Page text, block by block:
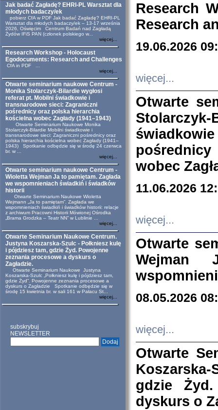
Jak badać Zagładę? EHRI-PL Warsztat dla
młodych badaczy/ek
pobierz CfA w PDF Jak badać Zagładę? EHRI-PL
Warsztat dla młodych badaczy/ek – 13-17 września
2026, Oświęcim Centrum Badań nad Zagładą
Żydów IFiS PAN (członek polskiego w...
więcej...
Research Workshop - Holocaust
Egodocuments: Research and Challenges
CfA in PDF ...
więcej...
Otwarte seminarium naukowe Centrum -
Monika Stolarczyk-Bilardie wygłosi
referat pt. Mobilni świadkowie i
transnarodowe sieci: Zagraniczni
pośrednicy oraz polska hierarchia
kościelna wobec Zagłady (1941–1943)
Otwarte Seminarium Naukowe Monika
Stolarczyk-Bilardie Mobilni świadkowie i
transnarodowe sieci: Zagraniczni pośrednicy oraz
polska hierarchia kościelna wobec Zagłady (1941–
1943) Spotkanie odbędzie się w środę 24 czerwca
br. w ...
więcej...
Otwarte seminarium naukowe Centrum -
Wioletta Wejman Ja to pamiętam. Zagłada
we wspomnieniach świadkiń i świadków
historii
Otwarte Seminarium Naukowe Wioletta
Wejmann „Ja to pamiętam”. Zagłada we
wspomnieniach świadkiń i świadków historii: relacje
z archiwum Pracowni Historii Mówionej Ośrodka
„Brama Grodzka – Teatr NN” w Lublinie ...
więcej...
Otwarte Seminarium Naukowe Centrum.
Justyna Koszarska-Szulc - Połkniesz kulę
i pójdziesz tam, gdzie Żyd. Powojenne
zeznania procesowe a dyskurs o
Zagładzie.
Otwarte Seminarium Naukowe Justyna
Koszarska-Szulc „Połkniesz kulę i pójdziesz tam,
gdzie Żyd”. Powojenne zeznania procesowe a
dyskurs o Zagładzie Spotkanie odbędzie się w
środę 15 kwietnia br. w sali 161 w Pałacu St...
więcej...
subskrybuj
NEWSLETTER
Research
Research
19.06.2026
więcej...
Otwarte
wobec
11.06.2026
więcej...
Otwarte
Wejman
08.05.2026
więcej...
Otwarte
Koszarska-
gdzie
dyskurs o